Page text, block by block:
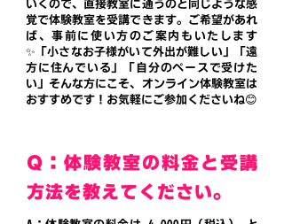
いくので、直接教室に通うのと同じような感
覚で体験教室を受講できます。 ご希望があれ
ば、事前に使い方のご案内もいたします
✨「小さなお子様がいて外出が難しい」「遠
方に住んでいる」「自分のペースで受けた
い」そんな方にこそ、オンライン体験教室は
おすすめです！ お気軽にご参加くださいね😊
Q：体験教室の料金と受講
方法を教えてください。